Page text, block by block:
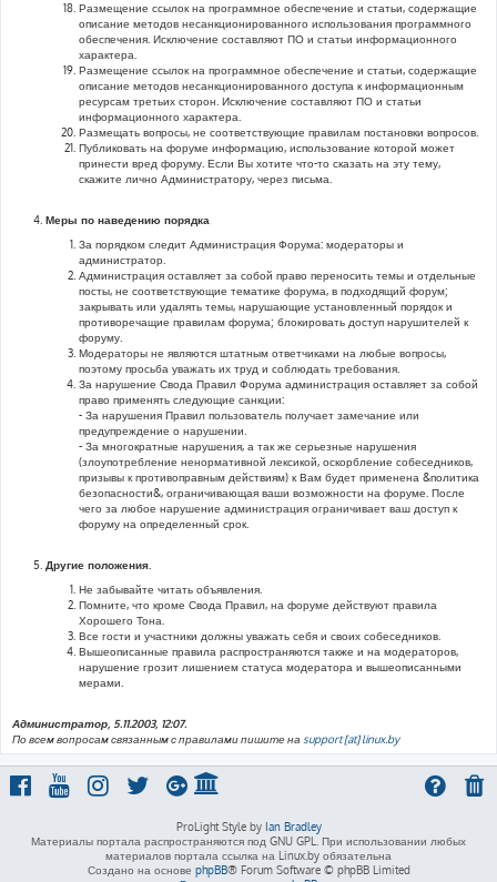
Размещение ссылок на программное обеспечение и статьи, содержащие
описание методов несанкционированного использования программного
обеспечения. Исключение составляют ПО и статьи информационного
характера.
Размещение ссылок на программное обеспечение и статьи, содержащие
описание методов несанкционированного доступа к информационным
ресурсам третьих сторон. Исключение составляют ПО и статьи
информационного характера.
Размещать вопросы, не соответствующие правилам постановки вопросов.
Публиковать на форуме информацию, использование которой может
принести вред форуму. Если Вы хотите что-то сказать на эту тему,
скажите лично Администратору, через письма.
Меры по наведению порядка
За порядком следит Администрация Форума: модераторы и
администратор.
Администрация оставляет за собой право переносить темы и отдельные
посты, не соответствующие тематике форума, в подходящий форум;
закрывать или удалять темы, нарушающие установленный порядок и
противоречащие правилам форума; блокировать доступ нарушителей к
форуму.
Модераторы не являются штатным ответчиками на любые вопросы,
поэтому просьба уважать их труд и соблюдать требования.
За нарушение Свода Правил Форума администрация оставляет за собой
право применять следующие санкции:
- За нарушения Правил пользователь получает замечание или
предупреждение о нарушении.
- За многократные нарушения, а так же серьезные нарушения
(злоупотребление ненормативной лексикой, оскорбление собеседников,
призывы к противоправным действиям) к Вам будет применена &политика
безопасности&, ограничивающая ваши возможности на форуме. После
чего за любое нарушение администрация ограничивает ваш доступ к
форуму на определенный срок.
Другие положения.
Не забывайте читать объявления.
Помните, что кроме Свода Правил, на форуме действуют правила
Хорошего Тона.
Все гости и участники должны уважать себя и своих собеседников.
Вышеописанные правила распространяются также и на модераторов,
нарушение грозит лишением статуса модератора и вышеописанными
мерами.
Администратор, 5.11.2003, 12:07.
По всем вопросам связанным с правилами пишите на support [at] linux.by
ProLight Style by Ian Bradley
Материалы портала распространяются под GNU GPL. При использовании любых
материалов портала ссылка на Linux.by обязательна
Создано на основе phpBB® Forum Software © phpBB Limited